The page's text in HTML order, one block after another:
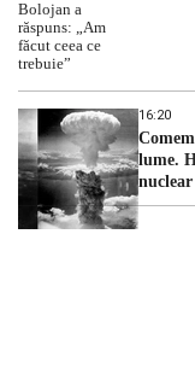
16:20
lume.
nuclear